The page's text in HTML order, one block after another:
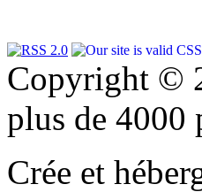
Copyright ©
plus de 4000
Crée et